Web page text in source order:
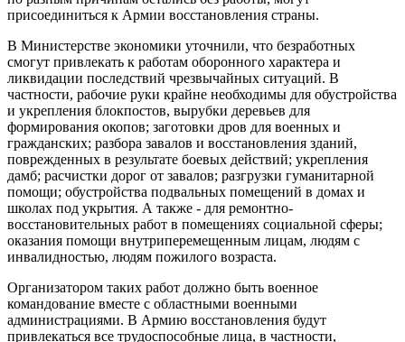
присоединиться к Армии восстановления страны.
В Министерстве экономики уточнили, что безработных
смогут привлекать к работам оборонного характера и
ликвидации последствий чрезвычайных ситуаций. В
частности, рабочие руки крайне необходимы для обустройства
и укрепления блокпостов, вырубки деревьев для
формирования окопов; заготовки дров для военных и
гражданских; разбора завалов и восстановления зданий,
поврежденных в результате боевых действий; укрепления
дамб; расчистки дорог от завалов; разгрузки гуманитарной
помощи; обустройства подвальных помещений в домах и
школах под укрытия. А также - для ремонтно-
восстановительных работ в помещениях социальной сферы;
оказания помощи внутриперемещенным лицам, людям с
инвалидностью, людям пожилого возраста.
Организатором таких работ должно быть военное
командование вместе с областными военными
администрациями. В Армию восстановления будут
привлекаться все трудоспособные лица, в частности,